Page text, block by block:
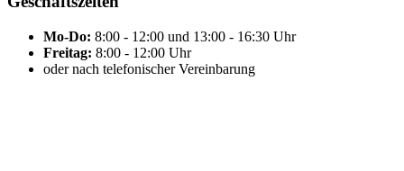
Mo-Do: 8:00 - 12:00 und 13:00 - 16:30 Uhr
Freitag: 8:00 - 12:00 Uhr
oder nach telefonischer Vereinbarung